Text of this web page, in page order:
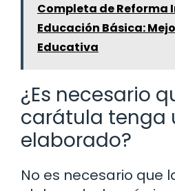
Completa de Reforma
Educación Básica:
Educativa
¿Es necesario
carátula tenga
elaborado?
No es necesario que